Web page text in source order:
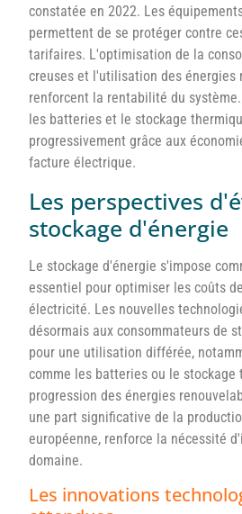
constatée en 2022. Les
permettent de se protéger contre
tarifaires. L'optimisation de la
creuses et l'utilisation des énergies
renforcent la rentabilité du
les batteries et le stockage
progressivement grâce aux
facture électrique.
Les perspectives
stockage d'énergie
Le stockage d'énergie s'impose
essentiel pour optimiser les coûts
électricité. Les nouvelles
désormais aux consommateurs de
pour une utilisation différée,
comme les batteries ou le stockage
progression des énergies
une part significative de la
européenne, renforce la nécessité
domaine.
Les innovations